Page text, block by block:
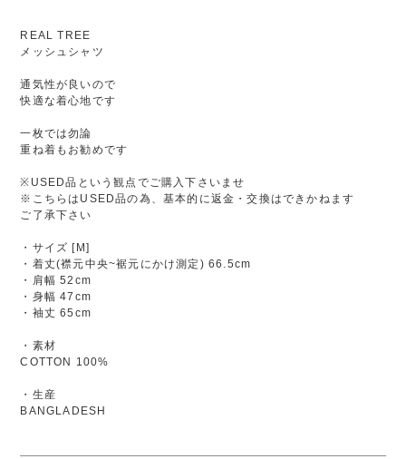
REAL TREE
メッシュシャツ
通気性が良いので
快適な着心地です
一枚では勿論
重ね着もお勧めです
※USED品という観点でご購入下さいませ
※こちらはUSED品の為、基本的に返金・交換はできかねます
ご了承下さい
・サイズ [M]
・着丈(襟元中央~裾元にかけ測定) 66.5cm
・肩幅 52cm
・身幅 47cm
・袖丈 65cm
・素材
COTTON 100%
・生産
BANGLADESH